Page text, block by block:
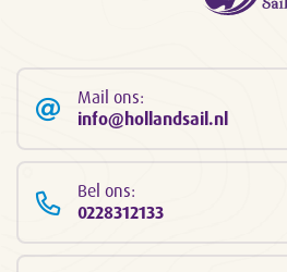
Mail ons:
info@hollandsail.nl
Bel ons:
0228312133